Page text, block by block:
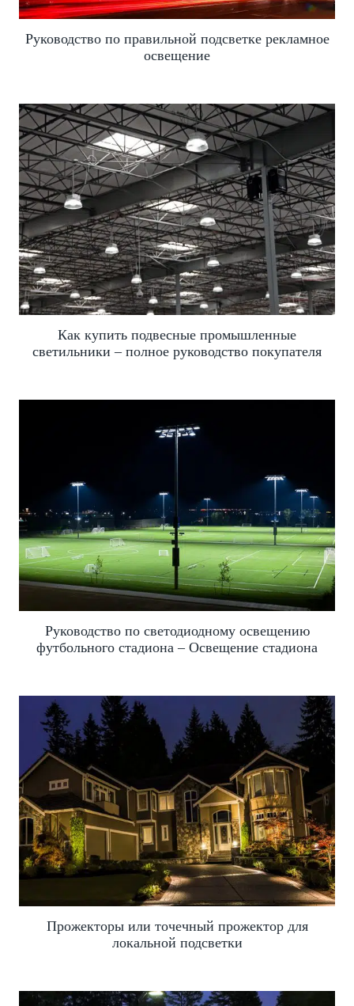
Руководство по правильной подсветке рекламное
освещение
Как купить подвесные промышленные
светильники – полное руководство покупателя
Руководство по светодиодному освещению
футбольного стадиона – Освещение стадиона
Прожекторы или точечный прожектор для
локальной подсветки